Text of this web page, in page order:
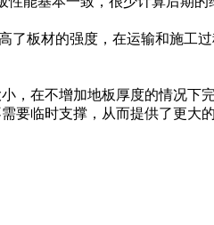
板材的强度，在运输和施工
，在不增加地板厚度的情况
要临时支撑，从而提供了更大